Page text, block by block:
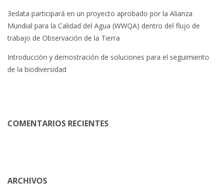
3edata participará en un proyecto aprobado por la Alianza
Mundial para la Calidad del Agua (WWQA) dentro del flujo de
trabajo de Observación de la Tierra
Introducción y demostración de soluciones para el seguimiento
de la biodiversidad
COMENTARIOS RECIENTES
ARCHIVOS